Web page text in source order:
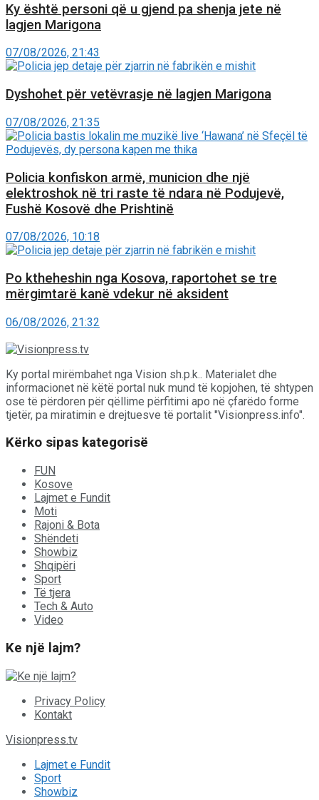
Ky është personi që u gjend pa shenja jete në
lagjen Marigona
07/08/2026, 21:43
Dyshohet për vetëvrasje në lagjen Marigona
07/08/2026, 21:35
Policia konfiskon armë, municion dhe një
elektroshok në tri raste të ndara në Podujevë,
Fushë Kosovë dhe Prishtinë
07/08/2026, 10:18
Po ktheheshin nga Kosova, raportohet se tre
mërgimtarë kanë vdekur në aksident
06/08/2026, 21:32
Ky portal mirëmbahet nga Vision sh.p.k.. Materialet dhe
informacionet në këtë portal nuk mund të kopjohen, të shtypen
ose të përdoren për qëllime përfitimi apo në çfarëdo forme
tjetër, pa miratimin e drejtuesve të portalit "Visionpress.info".
Kërko sipas kategorisë
FUN
Kosove
Lajmet e Fundit
Moti
Rajoni & Bota
Shëndeti
Showbiz
Shqipëri
Sport
Të tjera
Tech & Auto
Video
Ke një lajm?
Privacy Policy
Kontakt
Visionpress.tv
Lajmet e Fundit
Sport
Showbiz